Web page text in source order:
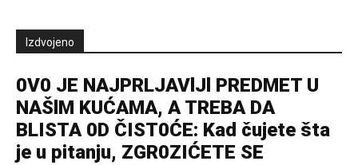
Izdvojeno
0V0 JE NAJPRLJAVlJl PREDMET U
NAŠlM KUĆAMA, A TREBA DA
BLISTA 0D ČIST0ĆE: Kad čujete šta
je u pitanju, ZGR0ZIĆETE SE